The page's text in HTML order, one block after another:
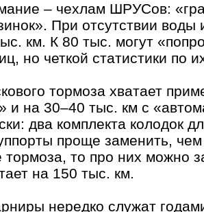
– чехлам ШРУСов:
При отсутствии воды
км. К 80 тыс. могут
но четкой статистики по
тормоза хватает
и на 30–40 тыс. км с
два комплекта колодок
проще заменить,
то про них можно
на 150 тыс. км.
нередко служат